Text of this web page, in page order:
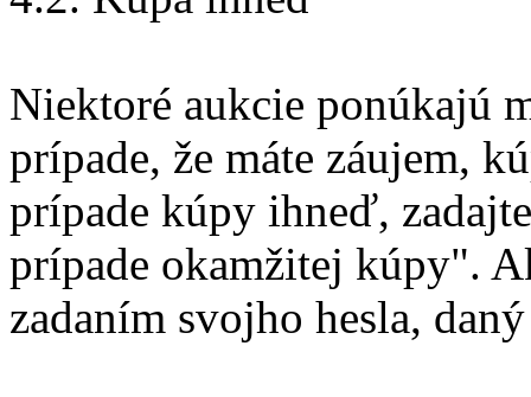
Niektoré aukcie ponúkajú
prípade, že máte záujem,
prípade kúpy ihneď,
prípade okamžitej kúpy".
zadaním svojho hesla,